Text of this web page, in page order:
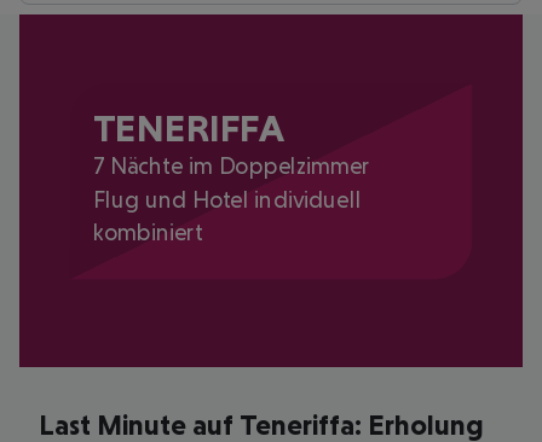
TENERIFFA
7 Nächte im Doppelzimmer
Flug und Hotel individuell
kombiniert
Last Minute auf Teneriffa: Erholung